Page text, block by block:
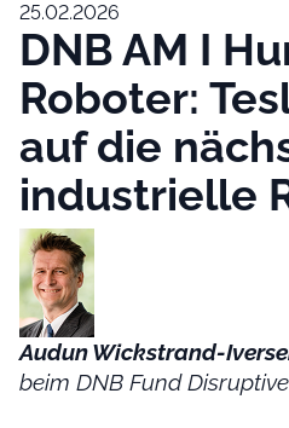
25.02.2026
DNB AM I
Roboter:
auf die
industrielle
Audun Wickstrand-
beim DNB Fund